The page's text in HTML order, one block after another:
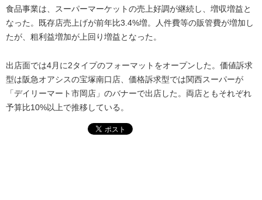
食品事業は、スーパーマーケットの売上好調が継続し、増収増益と
なった。既存店売上げが前年比3.4%増。人件費等の販管費が増加し
たが、粗利益増加が上回り増益となった。
出店面では4月に2タイプのフォーマットをオープンした。価値訴求
型は阪急オアシスの宝塚南口店、価格訴求型では関西スーパーが
「デイリーマート市岡店」のバナーで出店した。両店ともそれぞれ
予算比10%以上で推移している。